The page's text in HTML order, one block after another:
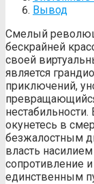
Вывод
Смелый
бескрайней
своей
является
приключений,
окунетесь в
безжалостным
власть
сопротивление
единственным